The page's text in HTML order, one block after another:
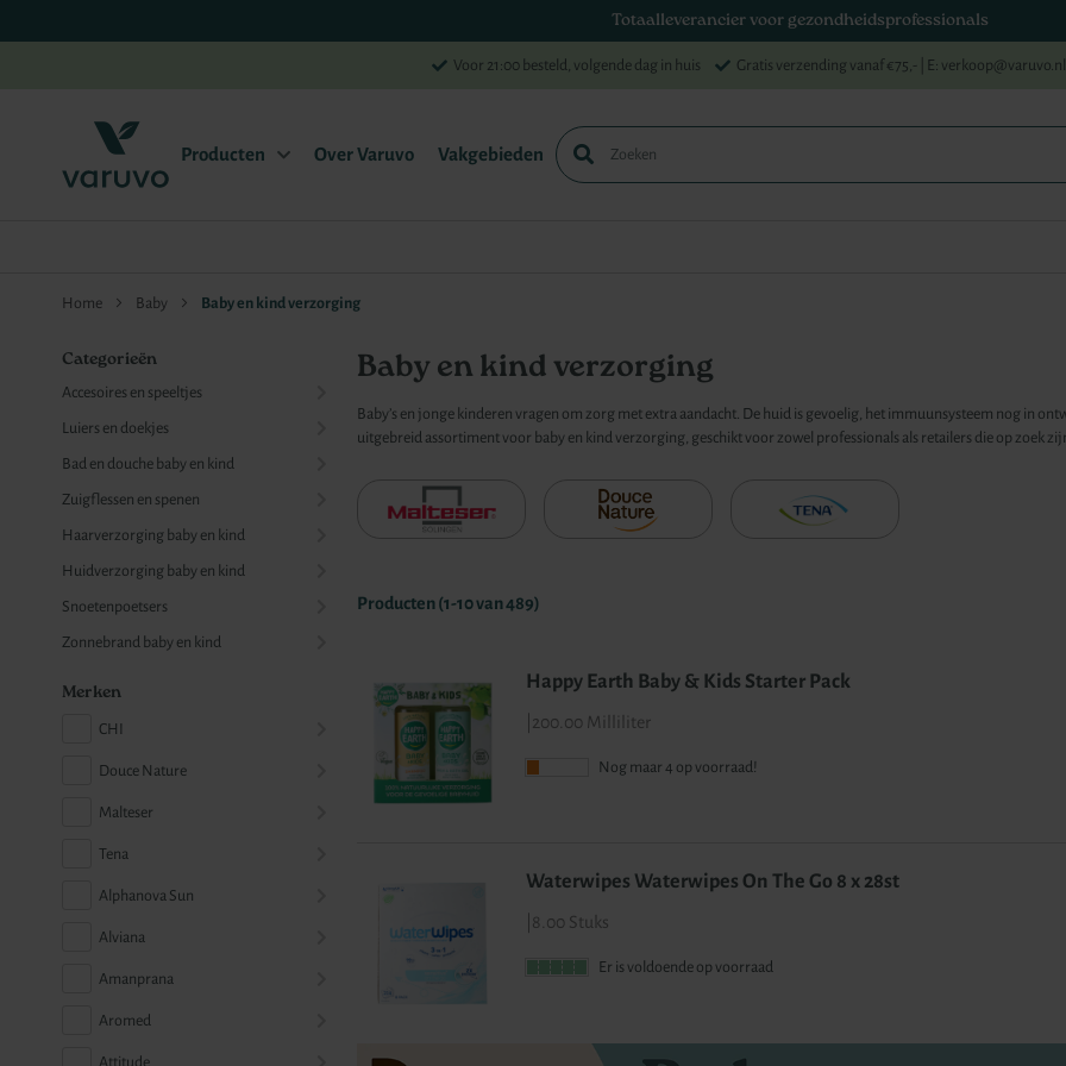
Totaalleverancier voor gezondheidsprofessionals
Voor 21:00 besteld, volgende dag in huis Gratis verzending vanaf €75,- | E:
Producten Over Varuvo Vakgebieden
Home Baby Baby en kind verzorging
Baby en kind verzorging
Baby’s en jonge kinderen vragen om zorg met extra aandacht. De huid is gevoelig, het immuunsysteem nog in
uitgebreid assortiment voor baby en kind verzorging, geschikt voor zowel professionals als retailers die op zoek
Producten (1-10van489)
Happy Earth Baby & Kids Starter Pack
200.00 Milliliter
Nog maar 4 op voorraad!
Waterwipes Waterwipes On The Go 8 x 28st
8.00 Stuks
Er is voldoende op voorraad
Categorieën
Accesoires en speeltjes
Luiers en doekjes
Bad en douche baby en kind
Zuigflessen en spenen
Haarverzorging baby en kind
Huidverzorging baby en kind
Snoetenpoetsers
Zonnebrand baby en kind
Merken
CHI
Douce Nature
Malteser
Tena
Alphanova Sun
Alviana
Amanprana
Aromed
Attitude